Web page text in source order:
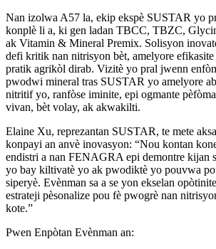
Nan izolwa A57 la, ekip ekspè SUSTAR yo
konplè li a, ki gen ladan TBCC, TBZC,
ak Vitamin & Mineral Premix. Solisyon
defi kritik nan nitrisyon bèt, amelyore efikasite
pratik agrikòl dirab. Vizitè yo pral jwenn
pwodwi mineral tras SUSTAR yo amelyore
nitritif yo, ranfòse iminite, epi ogmante
vivan, bèt volay, ak akwakilti.
Elaine Xu, reprezantan SUSTAR, te mete
konpayi an anvè inovasyon: “Nou kontan
endistri a nan FENAGRA epi demontre kijan
yo bay kiltivatè yo ak pwodiktè yo pouvwa
siperyè. Evènman sa a se yon ekselan
estrateji pèsonalize pou fè pwogrè nan
kote.”
Pwen Enpòtan Evènman an: